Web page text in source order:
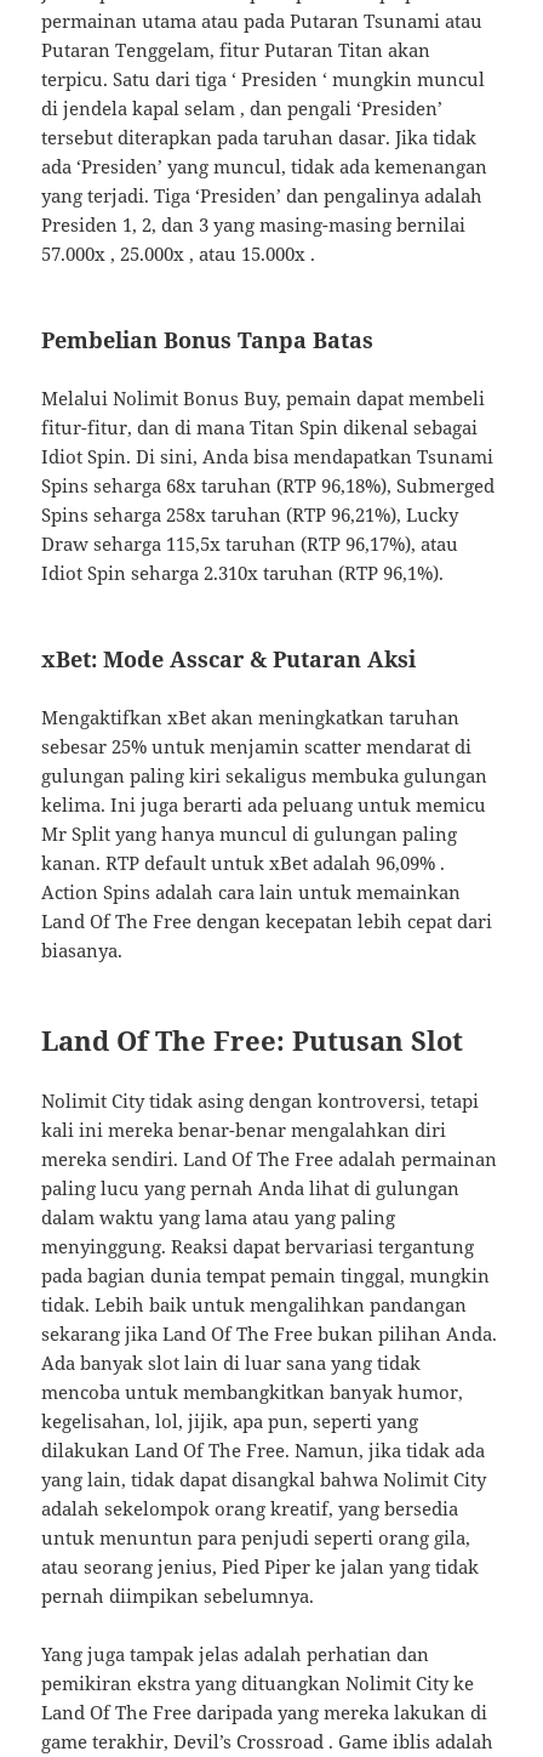
permainan utama atau pada Putaran Tsunami atau
Putaran Tenggelam, fitur Putaran Titan akan
terpicu. Satu dari tiga ‘ Presiden ‘ mungkin muncul
di jendela kapal selam , dan pengali ‘Presiden’
tersebut diterapkan pada taruhan dasar. Jika tidak
ada ‘Presiden’ yang muncul, tidak ada kemenangan
yang terjadi. Tiga ‘Presiden’ dan pengalinya adalah
Presiden 1, 2, dan 3 yang masing-masing bernilai
57.000x , 25.000x , atau 15.000x .
Pembelian Bonus Tanpa Batas
Melalui Nolimit Bonus Buy, pemain dapat membeli
fitur-fitur, dan di mana Titan Spin dikenal sebagai
Idiot Spin. Di sini, Anda bisa mendapatkan Tsunami
Spins seharga 68x taruhan (RTP 96,18%), Submerged
Spins seharga 258x taruhan (RTP 96,21%), Lucky
Draw seharga 115,5x taruhan (RTP 96,17%), atau
Idiot Spin seharga 2.310x taruhan (RTP 96,1%).
xBet: Mode Asscar & Putaran Aksi
Mengaktifkan xBet akan meningkatkan taruhan
sebesar 25% untuk menjamin scatter mendarat di
gulungan paling kiri sekaligus membuka gulungan
kelima. Ini juga berarti ada peluang untuk memicu
Mr Split yang hanya muncul di gulungan paling
kanan. RTP default untuk xBet adalah 96,09% .
Action Spins adalah cara lain untuk memainkan
Land Of The Free dengan kecepatan lebih cepat dari
biasanya.
Land Of The Free: Putusan Slot
Nolimit City tidak asing dengan kontroversi, tetapi
kali ini mereka benar-benar mengalahkan diri
mereka sendiri. Land Of The Free adalah permainan
paling lucu yang pernah Anda lihat di gulungan
dalam waktu yang lama atau yang paling
menyinggung. Reaksi dapat bervariasi tergantung
pada bagian dunia tempat pemain tinggal, mungkin
tidak. Lebih baik untuk mengalihkan pandangan
sekarang jika Land Of The Free bukan pilihan Anda.
Ada banyak slot lain di luar sana yang tidak
mencoba untuk membangkitkan banyak humor,
kegelisahan, lol, jijik, apa pun, seperti yang
dilakukan Land Of The Free. Namun, jika tidak ada
yang lain, tidak dapat disangkal bahwa Nolimit City
adalah sekelompok orang kreatif, yang bersedia
untuk menuntun para penjudi seperti orang gila,
atau seorang jenius, Pied Piper ke jalan yang tidak
pernah diimpikan sebelumnya.
Yang juga tampak jelas adalah perhatian dan
pemikiran ekstra yang dituangkan Nolimit City ke
Land Of The Free daripada yang mereka lakukan di
game terakhir, Devil’s Crossroad . Game iblis adalah